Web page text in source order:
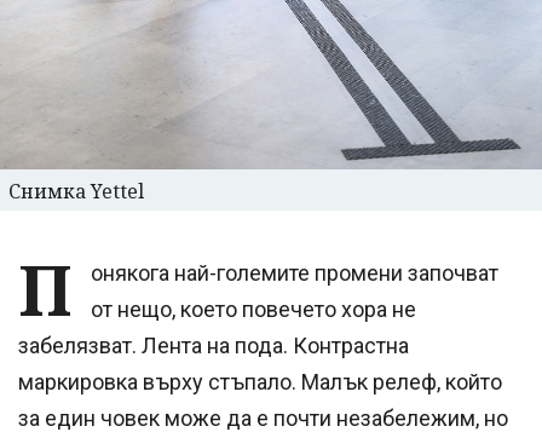
Снимка Yettel
П
онякога най-големите промени започват
от нещо, което повечето хора не
забелязват. Лента на пода. Контрастна
маркировка върху стъпало. Малък релеф, който
за един човек може да е почти незабележим, но